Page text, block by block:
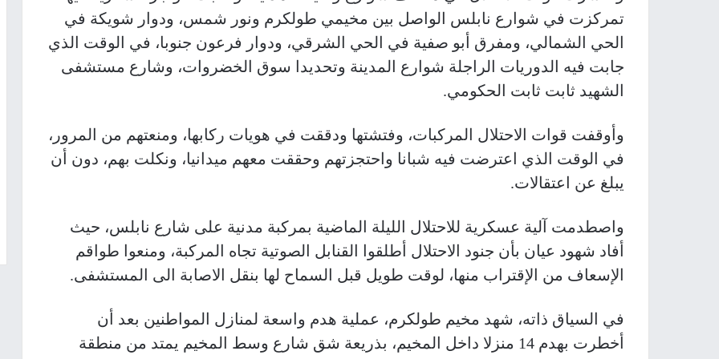
تمركزت في شوارع نابلس الواصل بين مخيمي طولكرم ونور شمس، ودوار شويكة في
الحي الشمالي، ومفرق أبو صفية في الحي الشرقي، ودوار فرعون جنوبا، في الوقت الذي
جابت فيه الدوريات الراجلة شوارع المدينة وتحديدا سوق الخضروات، وشارع مستشفى
الشهيد ثابت ثابت الحكومي.
وأوقفت قوات الاحتلال المركبات، وفتشتها ودققت في هويات ركابها، ومنعتهم من المرور،
في الوقت الذي اعترضت فيه شبانا واحتجزتهم وحققت معهم ميدانيا، ونكلت بهم، دون أن
يبلغ عن اعتقالات.
واصطدمت آلية عسكرية للاحتلال الليلة الماضية بمركبة مدنية على شارع نابلس، حيث
أفاد شهود عيان بأن جنود الاحتلال أطلقوا القنابل الصوتية تجاه المركبة، ومنعوا طواقم
الإسعاف من الإقتراب منها، لوقت طويل قبل السماح لها بنقل الاصابة الى المستشفى.
في السياق ذاته، شهد مخيم طولكرم، عملية هدم واسعة لمنازل المواطنين بعد أن
أخطرت بهدم 14 منزلا داخل المخيم، بذريعة شق شارع وسط المخيم يمتد من منطقة